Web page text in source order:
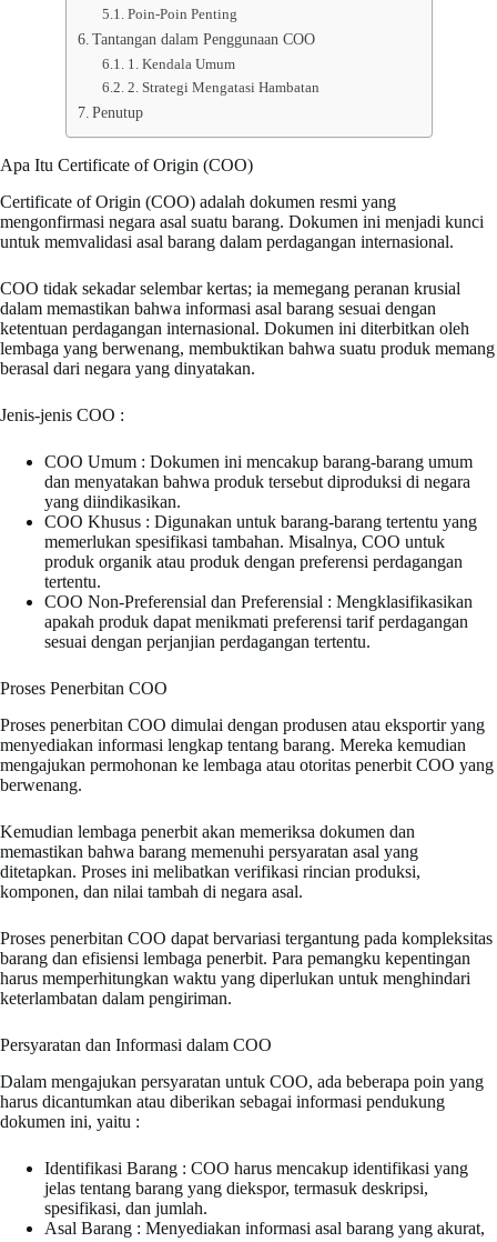
Poin-Poin Penting
Tantangan dalam Penggunaan COO
1. Kendala Umum
2. Strategi Mengatasi Hambatan
Penutup
Apa Itu Certificate of Origin (COO)
Certificate of Origin (COO) adalah dokumen resmi yang
mengonfirmasi negara asal suatu barang. Dokumen ini menjadi kunci
untuk memvalidasi asal barang dalam perdagangan internasional.
COO tidak sekadar selembar kertas; ia memegang peranan krusial
dalam memastikan bahwa informasi asal barang sesuai dengan
ketentuan perdagangan internasional. Dokumen ini diterbitkan oleh
lembaga yang berwenang, membuktikan bahwa suatu produk memang
berasal dari negara yang dinyatakan.
Jenis-jenis COO :
COO Umum : Dokumen ini mencakup barang-barang umum
dan menyatakan bahwa produk tersebut diproduksi di negara
yang diindikasikan.
COO Khusus : Digunakan untuk barang-barang tertentu yang
memerlukan spesifikasi tambahan. Misalnya, COO untuk
produk organik atau produk dengan preferensi perdagangan
tertentu.
COO Non-Preferensial dan Preferensial : Mengklasifikasikan
apakah produk dapat menikmati preferensi tarif perdagangan
sesuai dengan perjanjian perdagangan tertentu.
Proses Penerbitan COO
Proses penerbitan COO dimulai dengan produsen atau eksportir yang
menyediakan informasi lengkap tentang barang. Mereka kemudian
mengajukan permohonan ke lembaga atau otoritas penerbit COO yang
berwenang.
Kemudian lembaga penerbit akan memeriksa dokumen dan
memastikan bahwa barang memenuhi persyaratan asal yang
ditetapkan. Proses ini melibatkan verifikasi rincian produksi,
komponen, dan nilai tambah di negara asal.
Proses penerbitan COO dapat bervariasi tergantung pada kompleksitas
barang dan efisiensi lembaga penerbit. Para pemangku kepentingan
harus memperhitungkan waktu yang diperlukan untuk menghindari
keterlambatan dalam pengiriman.
Persyaratan dan Informasi dalam COO
Dalam mengajukan persyaratan untuk COO, ada beberapa poin yang
harus dicantumkan atau diberikan sebagai informasi pendukung
dokumen ini, yaitu :
Identifikasi Barang : COO harus mencakup identifikasi yang
jelas tentang barang yang diekspor, termasuk deskripsi,
spesifikasi, dan jumlah.
Asal Barang : Menyediakan informasi asal barang yang akurat,